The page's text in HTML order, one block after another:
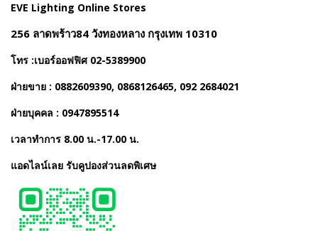
EVE Lighting Online Stores
256 ลาดพร้าว84 วังทองหลาง กรุงเทพ 10310
โทร :เบอร์ออฟฟิศ 02-5389900
ฝ่ายขาย : 0882609390, 0868126465, 092 2684021
ฝ่ายบุคคล : 0947895514
เวลาทำการ 8.00 น.-17.00 น.
แอดไลน์เลย รับคูปองส่วนลดพิเศษ